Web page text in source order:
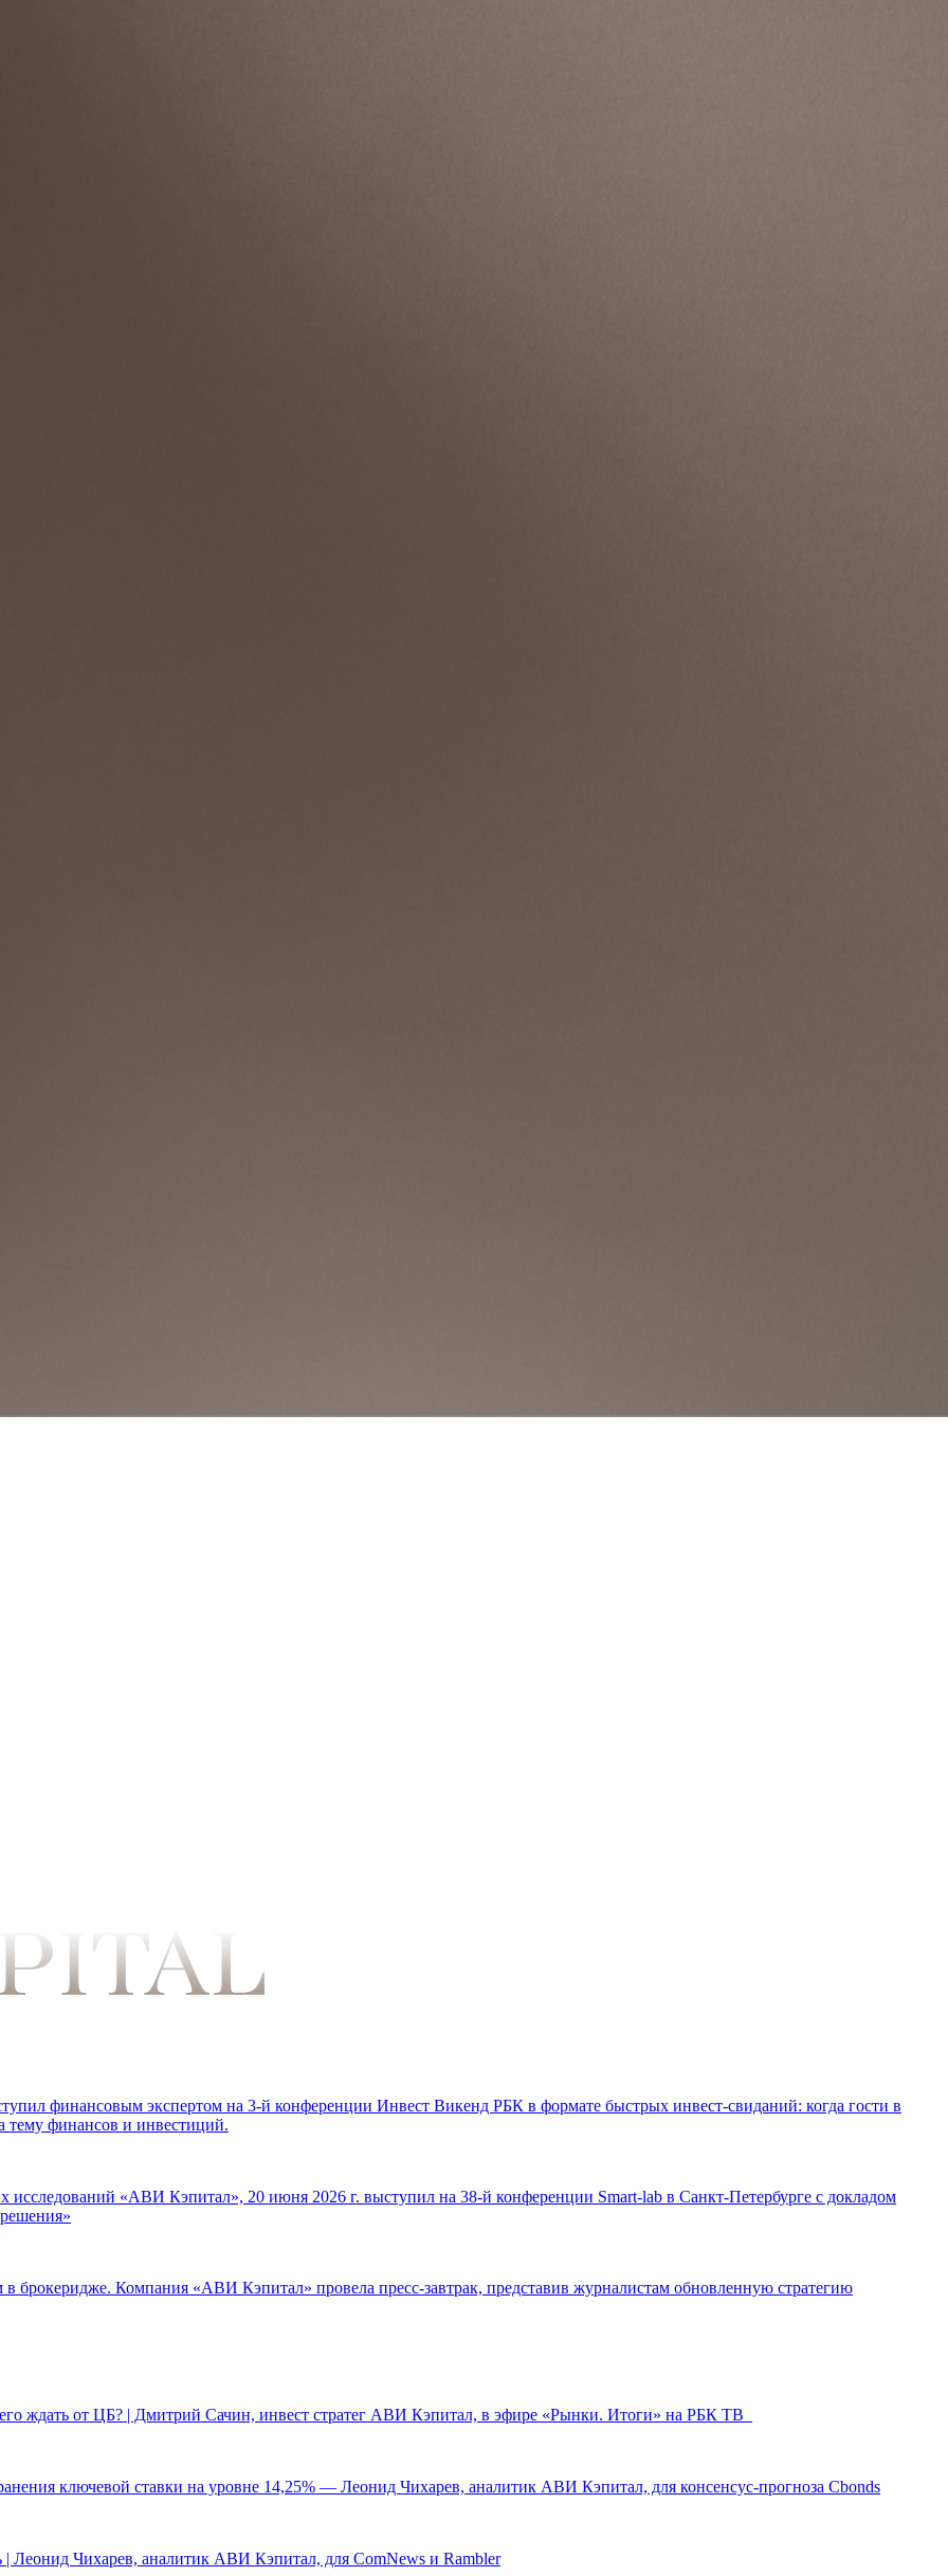
финансовым экспертом на 3-й конференции Инвест Викенд РБК в формате быстрых инвест-свиданий: когда гости в
тему финансов и инвестиций.
исследований «АВИ Кэпитал», 20 июня 2026 г. выступил на 38-й конференции Smart-lab в Санкт-Петербурге с докладом
в брокеридже. Компания «АВИ Кэпитал» провела пресс-завтрак, представив журналистам обновленную стратегию
ждать от ЦБ? | Дмитрий Сачин, инвест стратег АВИ Кэпитал, в эфире «Рынки. Итоги» на РБК ТВ
ключевой ставки на уровне 14,25% — Леонид Чихарев, аналитик АВИ Кэпитал, для консенсус-прогноза Cbonds
Леонид Чихарев, аналитик АВИ Кэпитал, для ComNews и Rambler